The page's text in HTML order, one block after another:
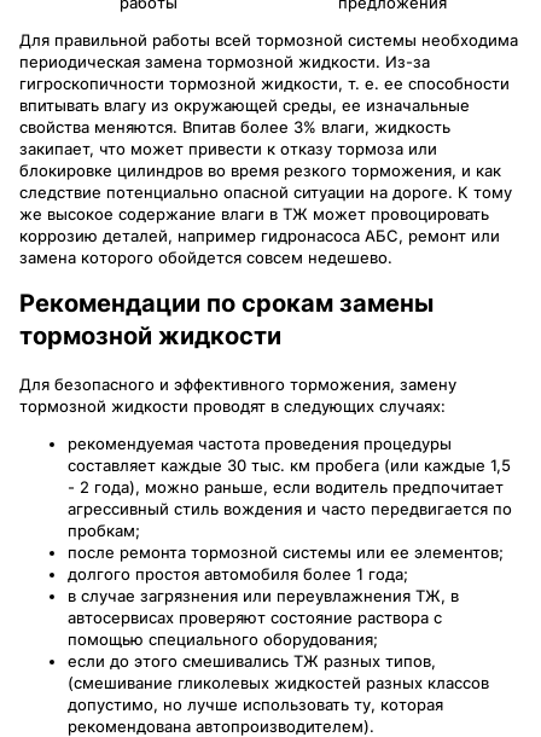
Для правильной работы всей тормозной системы необходима
периодическая замена тормозной жидкости. Из-за
гигроскопичности тормозной жидкости, т. е. ее способности
впитывать влагу из окружающей среды, ее изначальные
свойства меняются. Впитав более 3% влаги, жидкость
закипает, что может привести к отказу тормоза или
блокировке цилиндров во время резкого торможения, и как
следствие потенциально опасной ситуации на дороге. К тому
же высокое содержание влаги в ТЖ может провоцировать
коррозию деталей, например гидронасоса АБС, ремонт или
замена которого обойдется совсем недешево.
Рекомендации по срокам замены
тормозной жидкости
Для безопасного и эффективного торможения, замену
тормозной жидкости проводят в следующих случаях:
рекомендуемая частота проведения процедуры
составляет каждые 30 тыс. км пробега (или каждые 1,5
- 2 года), можно раньше, если водитель предпочитает
агрессивный стиль вождения и часто передвигается по
пробкам;
после ремонта тормозной системы или ее элементов;
долгого простоя автомобиля более 1 года;
в случае загрязнения или переувлажнения ТЖ, в
автосервисах проверяют состояние раствора с
помощью специального оборудования;
если до этого смешивались ТЖ разных типов,
(смешивание гликолевых жидкостей разных классов
допустимо, но лучше использовать ту, которая
рекомендована автопроизводителем).